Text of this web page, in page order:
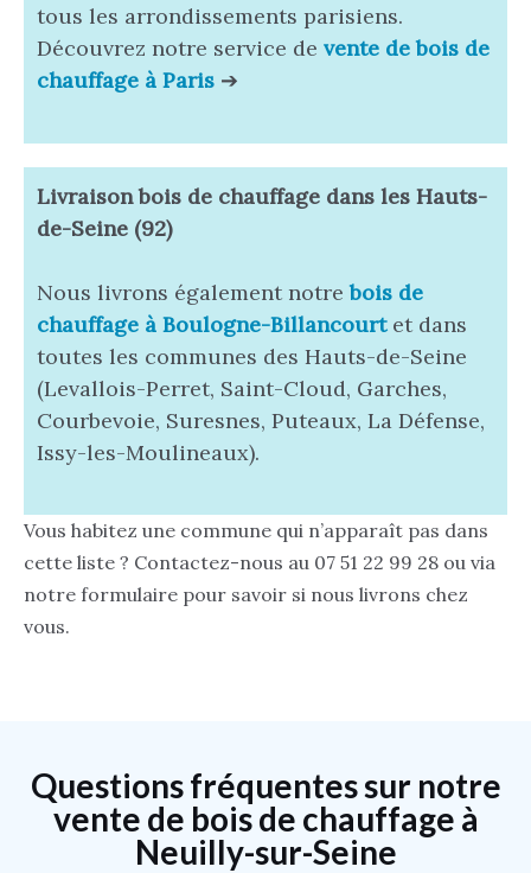
tous les arrondissements parisiens.
Découvrez notre service de vente de bois de
chauffage à Paris➔
Livraison bois de chauffagedans les Hauts-
de-Seine (92)
Nous livrons également notrebois de
chauffage à Boulogne-Billancourtet dans
toutes les communes des Hauts-de-Seine
(Levallois-Perret, Saint-Cloud, Garches,
Courbevoie, Suresnes, Puteaux, La Défense,
Issy-les-Moulineaux).
Vous habitez une commune qui n’apparaît pas dans
cette liste ? Contactez-nous au 07 51 22 99 28 ou via
notre formulaire pour savoir si nous livrons chez
vous.
Questions fréquentes sur notre
vente de bois de chauffage à
Neuilly-sur-Seine